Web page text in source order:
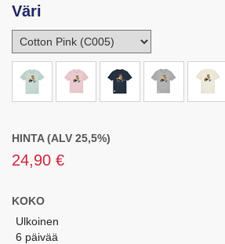
Väri
HINTA (ALV 25,5%)
24,90 €
KOKO
Ulkoinen
6 päivää